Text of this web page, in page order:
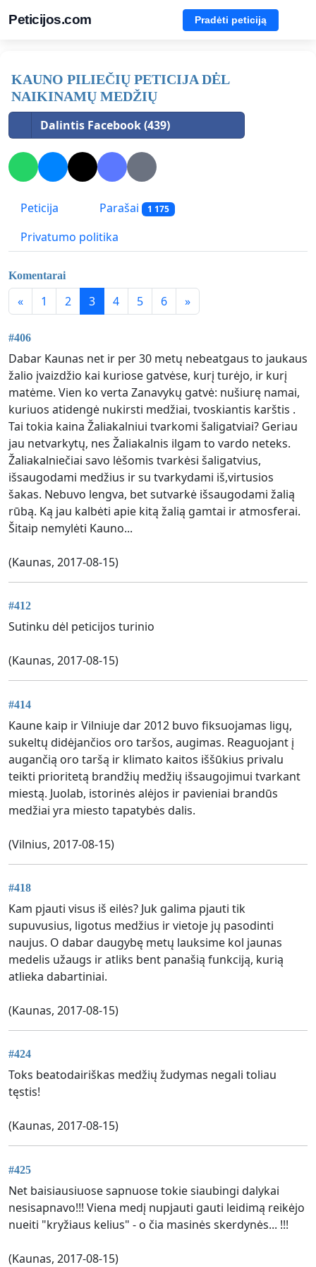
Peticijos.com Pradėti peticiją
KAUNO PILIEČIŲ PETICIJA DĖL
NAIKINAMŲ MEDŽIŲ
Dalintis Facebook (439)
Peticija Parašai 1 175
Privatumo politika
Komentarai
« 1 2 3 4 5 6 »
#406
Dabar Kaunas net ir per 30 metų nebeatgaus to jaukaus
žalio įvaizdžio kai kuriose gatvėse, kurį turėjo, ir kurį
matėme. Vien ko verta Zanavykų gatvė: nušiurę namai,
kuriuos atidengė nukirsti medžiai, tvoskiantis karštis .
Tai tokia kaina Žaliakalniui tvarkomi šaligatviai? Geriau
jau netvarkytų, nes Žaliakalnis ilgam to vardo neteks.
Žaliakalniečiai savo lėšomis tvarkėsi šaligatvius,
išsaugodami medžius ir su tvarkydami iš,virtusios
šakas. Nebuvo lengva, bet sutvarkė išsaugodami žalią
rūbą. Ką jau kalbėti apie kitą žalią gamtai ir atmosferai.
Šitaip nemylėti Kauno...
(Kaunas, 2017-08-15)
#412
Sutinku dėl peticijos turinio
(Kaunas, 2017-08-15)
#414
Kaune kaip ir Vilniuje dar 2012 buvo fiksuojamas ligų,
sukeltų didėjančios oro taršos, augimas. Reaguojant į
augančią oro taršą ir klimato kaitos iššūkius privalu
teikti prioritetą brandžių medžių išsaugojimui tvarkant
miestą. Juolab, istorinės alėjos ir pavieniai brandūs
medžiai yra miesto tapatybės dalis.
(Vilnius, 2017-08-15)
#418
Kam pjauti visus iš eilės? Juk galima pjauti tik
supuvusius, ligotus medžius ir vietoje jų pasodinti
naujus. O dabar daugybę metų lauksime kol jaunas
medelis užaugs ir atliks bent panašią funkciją, kurią
atlieka dabartiniai.
(Kaunas, 2017-08-15)
#424
Toks beatodairiškas medžių žudymas negali toliau
tęstis!
(Kaunas, 2017-08-15)
#425
Net baisiausiuose sapnuose tokie siaubingi dalykai
nesisapnavo!!! Viena medį nupjauti gauti leidimą reikėjo
nueiti "kryžiaus kelius" - o čia masinės skerdynės... !!!
(Kaunas, 2017-08-15)